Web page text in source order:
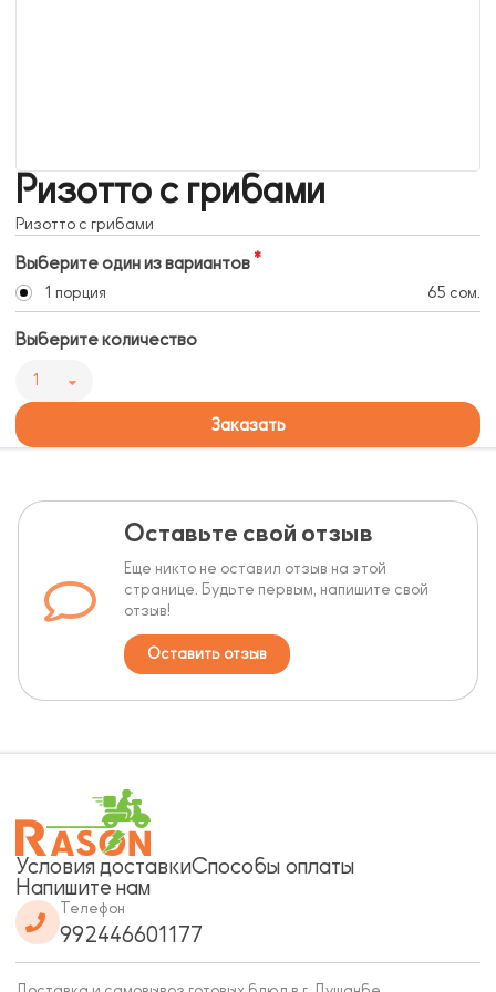
Ризотто с грибами
Ризотто с грибами
Выберите один из вариантов
1 порция 65 сом.
Выберите количество
1
Заказать
Оставьте свой отзыв
Еще никто не оставил отзыв на этой
странице. Будьте первым, напишите свой
отзыв!
Оставить отзыв
Условия доставкиСпособы оплаты
Напишите нам
Телефон
992446601177